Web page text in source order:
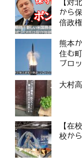
【対
から
倍政
熊本
住む
ブロ
大村
【在
校か